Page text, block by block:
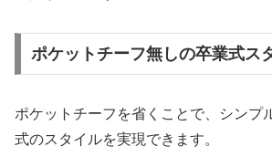
ポケットチーフ無しの卒業式ス
ポケットチーフを省くことで、シンプ
式のスタイルを実現できます。